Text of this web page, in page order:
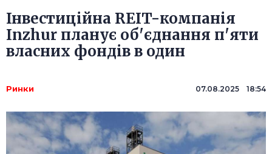
Інвестиційна REIT-компанія
Inzhur планує об'єднання п'яти
власних фондів в один
Ринки 07.08.2025 18:54